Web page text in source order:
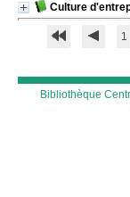
Culture
1
Bibliothèque